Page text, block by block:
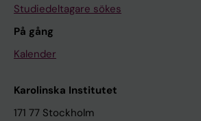
Studiedeltagare sökes
På gång
Kalender
Karolinska Institutet
171 77 Stockholm